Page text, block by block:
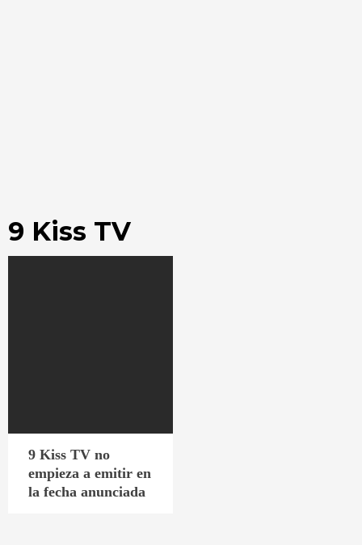
9 Kiss TV
9 Kiss TV no
empieza a emitir en
la fecha anunciada